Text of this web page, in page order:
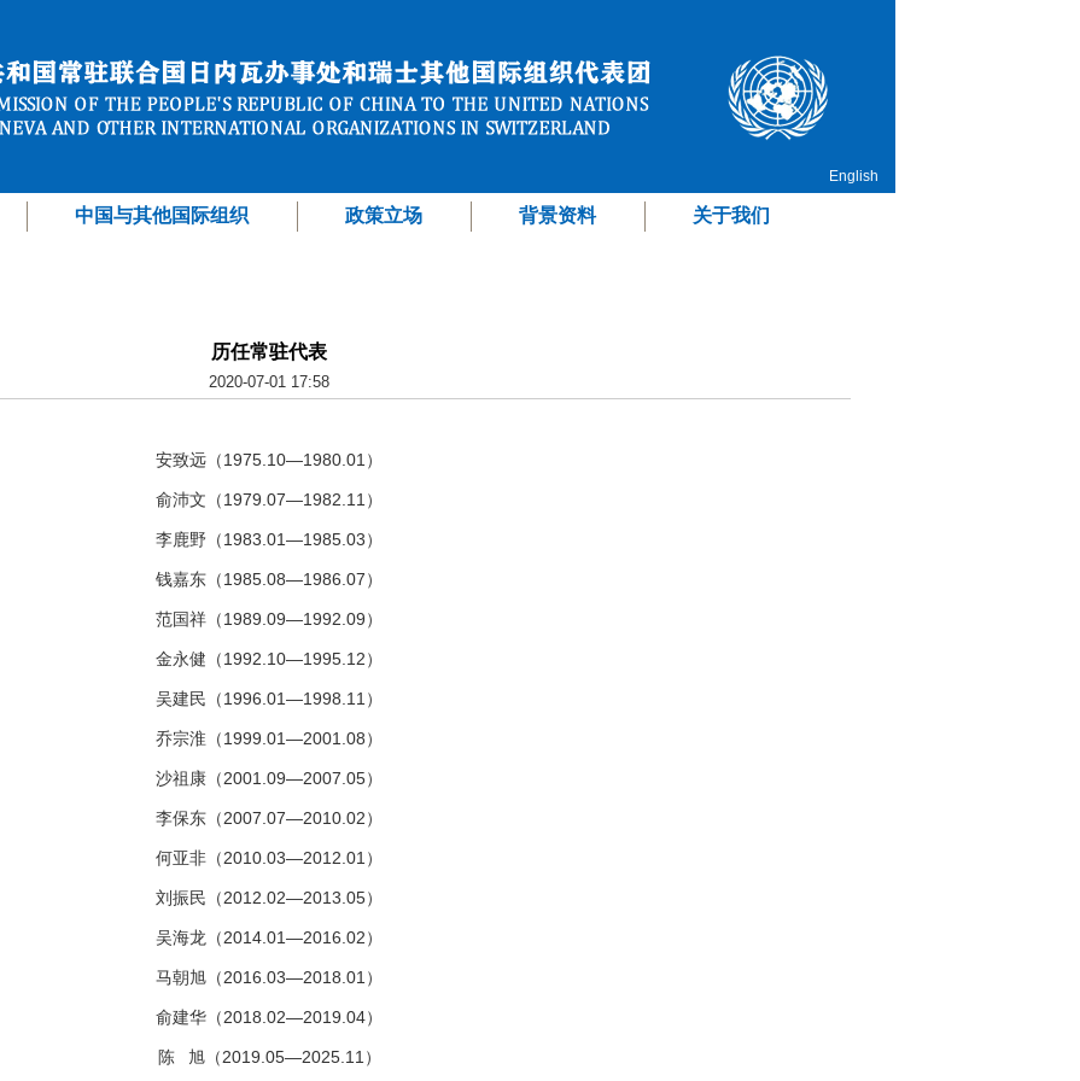
English
中国与其他国际组织 政策立场 背景资料 关于我们
历任常驻代表
2020-07-01 17:58
安致远（1975.10—1980.01）
俞沛文（1979.07—1982.11）
李鹿野（1983.01—1985.03）
钱嘉东（1985.08—1986.07）
范国祥（1989.09—1992.09）
金永健（1992.10—1995.12）
吴建民（1996.01—1998.11）
乔宗淮（1999.01—2001.08）
沙祖康（2001.09—2007.05）
李保东（2007.07—2010.02）
何亚非（2010.03—2012.01）
刘振民（2012.02—2013.05）
吴海龙（2014.01—2016.02）
马朝旭（2016.03—2018.01）
俞建华（2018.02—2019.04）
陈 旭（2019.05—2025.11）